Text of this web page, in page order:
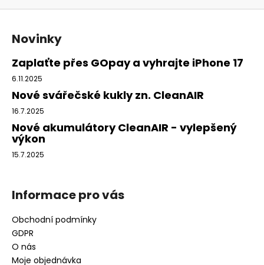
Z
Novinky
Zaplaťte přes GOpay a vyhrajte iPhone 17
6.11.2025
Nové svářečské kukly zn. CleanAIR
16.7.2025
Nové akumulátory CleanAIR - vylepšený
výkon
15.7.2025
Informace pro vás
Obchodní podmínky
GDPR
O nás
Moje objednávka